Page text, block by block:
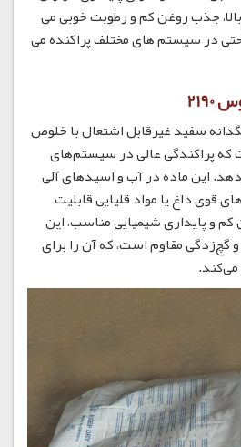
جذب روغن کم و رطوبت خوبی می
2190 به راحتی در سیستم های مختلف پراکنده می
سفید غیرقابل اشتعال با خلوص
که پراکندگی عالی در سیستم‌های
این ماده در آب و اسیدهای آلی
قوی داغ یا مواد قلیایی قابلیت
و پایداری شیمیایی مناسب، این
گچ‌زدگی مقاوم است، که آن را برای
می‌کند.